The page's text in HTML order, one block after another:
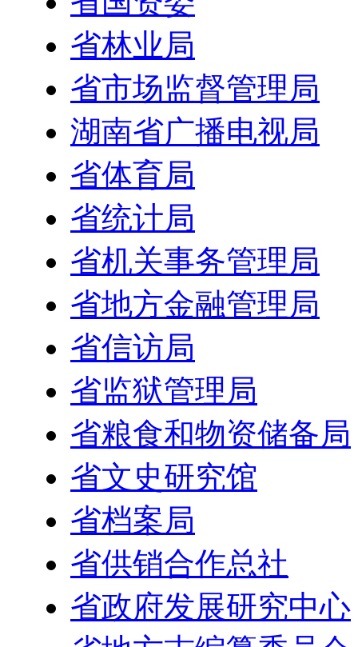
省林业局
省市场监督管理局
湖南省广播电视局
省体育局
省统计局
省机关事务管理局
省地方金融管理局
省信访局
省监狱管理局
省粮食和物资储备局
省文史研究馆
省档案局
省供销合作总社
省政府发展研究中心